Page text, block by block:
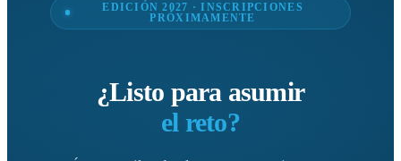
EDICIÓN 2027 · INSCRIPCIONES
PRÓXIMAMENTE
¿Listo para asumir
el reto?